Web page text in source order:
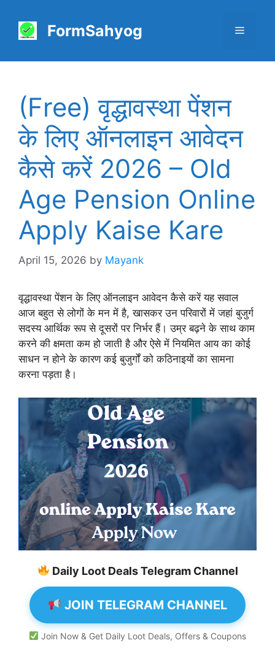
content
FormSahyog Menu
(Free) वृद्धावस्था पेंशन
के लिए ऑनलाइन आवेदन
कैसे करें 2026 – Old
Age Pension Online
Apply Kaise Kare
April 15, 2026 by Mayank
वृद्धावस्था पेंशन के लिए ऑनलाइन आवेदन कैसे करें यह सवाल
आज बहुत से लोगों के मन में है, खासकर उन परिवारों में जहां बुजुर्ग
सदस्य आर्थिक रूप से दूसरों पर निर्भर हैं। उम्र बढ़ने के साथ काम
करने की क्षमता कम हो जाती है और ऐसे में नियमित आय का कोई
साधन न होने के कारण कई बुजुर्गों को कठिनाइयों का सामना
करना पड़ता है।
Daily Loot Deals Telegram Channel
JOIN TELEGRAM CHANNEL
Join Now & Get Daily Loot Deals, Offers & Coupons